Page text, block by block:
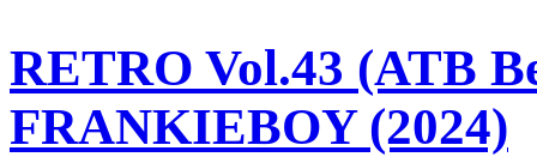
RETRO Vol.43 (ATB
FRANKIEBOY (2024)